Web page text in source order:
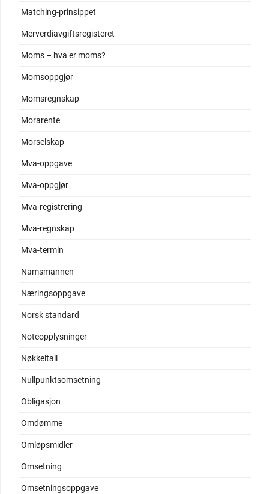
Matching-prinsippet
Merverdiavgiftsregisteret
Moms – hva er moms?
Momsoppgjør
Momsregnskap
Morarente
Morselskap
Mva-oppgave
Mva-oppgjør
Mva-registrering
Mva-regnskap
Mva-termin
Namsmannen
Næringsoppgave
Norsk standard
Noteopplysninger
Nøkkeltall
Nullpunktsomsetning
Obligasjon
Omdømme
Omløpsmidler
Omsetning
Omsetningsoppgave